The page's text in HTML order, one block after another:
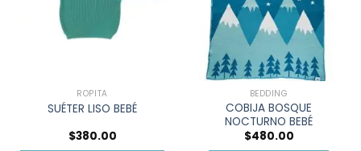
pueden
página
de
producto
se
pueden
elegir
en
la
página
de
producto
ROPITA
SUÉTER LISO BEBÉ
$380.00
BEDDING
COBIJA BOSQUE
NOCTURNO BEBÉ
$480.00